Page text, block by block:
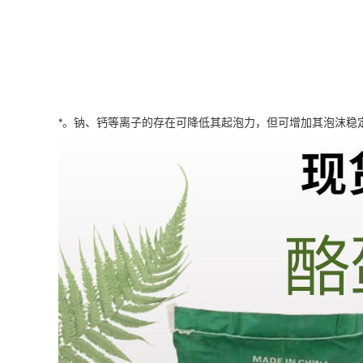
*。钠、钙等离子的存在可降低其起泡力，但可增加其泡沫稳